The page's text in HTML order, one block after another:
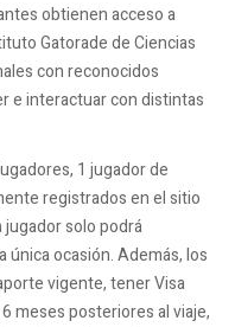
obtienen acceso a
Gatorade de Ciencias
con reconocidos
e interactuar con distintas
1 jugador de
registrados en el sitio
solo podrá
ocasión. Además, los
vigente, tener Visa
meses posteriores al viaje,